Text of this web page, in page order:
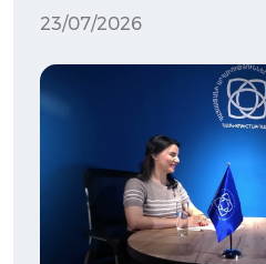
23/07/2026